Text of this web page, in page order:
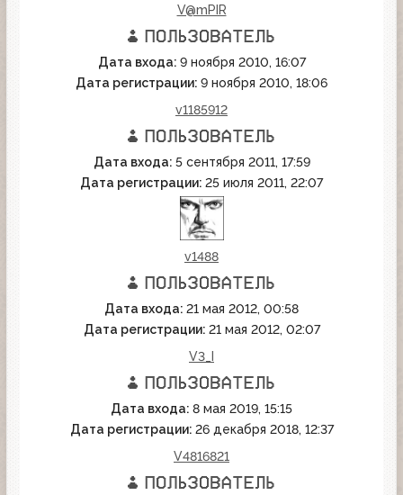
V@mPIR
Дата входа: 9 ноября 2010, 16:07
Дата регистрации: 9 ноября 2010, 18:06
v1185912
Дата входа: 5 сентября 2011, 17:59
Дата регистрации: 25 июля 2011, 22:07
v1488
Дата входа: 21 мая 2012, 00:58
Дата регистрации: 21 мая 2012, 02:07
V3_I
Дата входа: 8 мая 2019, 15:15
Дата регистрации: 26 декабря 2018, 12:37
V4816821